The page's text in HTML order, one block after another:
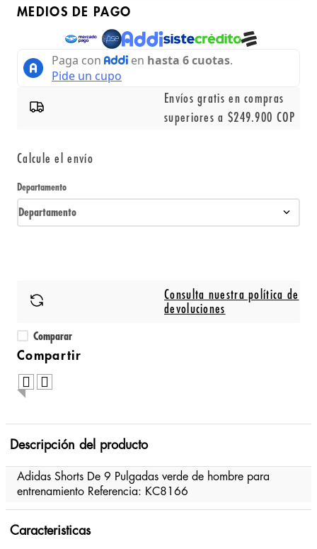
MEDIOS DE PAGO
Envíos gratis en compras
superiores a $249.900 COP
Calcule el envío
Departamento
Departamento
Consulta nuestra política de
devoluciones
Comparar
Descripción del producto
Adidas Shorts De 9 Pulgadas verde de hombre para
entrenamiento Referencia: KC8166
Caracteristicas